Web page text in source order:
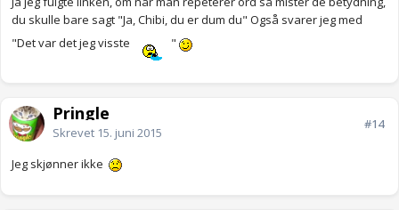
du skulle bare sagt "Ja, Chibi, du er dum du" Også svarer jeg med
"Det var det jeg visste
"
Pringle
Skrevet 15. juni 2015
#14
Jeg skjønner ikke